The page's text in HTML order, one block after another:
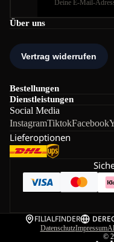
Über uns
Bestellungen
Dienstleistungen
Social Media
InstagramTiktokFacebook
Lieferoptionen
FILIALFINDER DE
DatenschutzImpressum
©